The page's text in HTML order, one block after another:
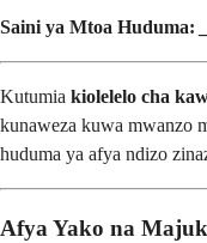
Saini ya Mtoa Huduma:
Kutumia kiolelelo cha
kunaweza kuwa mwanzo
huduma ya afya ndizo
Afya Yako na